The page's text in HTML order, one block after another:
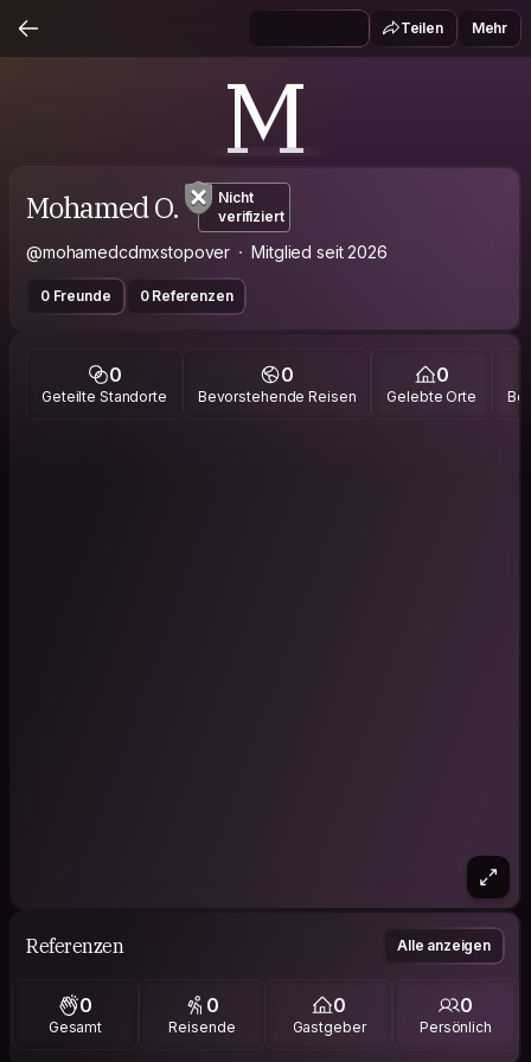
Teilen Mehr
M
Mohamed O.
Nicht
verifiziert
@mohamedcdmxstopover Mitglied seit 2026
0 Freunde 0 Referenzen
0
Geteilte Standorte
0
Bevorstehende Reisen
0
Gelebte Orte
Referenzen Alle anzeigen
0
Gesamt
0
Reisende
0
Gastgeber
0
Persönlich